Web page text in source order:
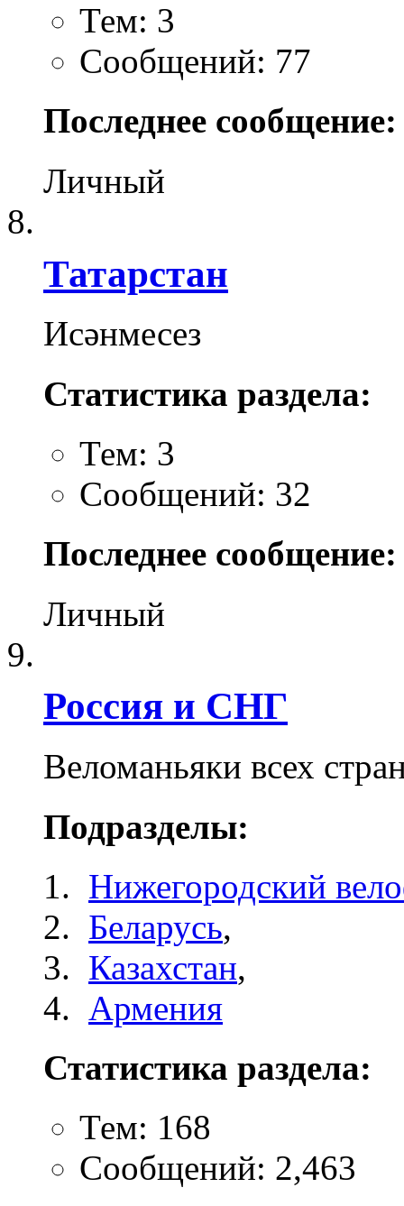
Тем: 3
Сообщений: 77
Последнее сообщение:
Личный
Татарстан
Исәнмесез
Статистика раздела:
Тем: 3
Сообщений: 32
Последнее сообщение:
Личный
Россия и СНГ
Веломаньяки всех
Подразделы:
Нижегородский
Беларусь,
Казахстан,
Армения
Статистика раздела:
Тем: 168
Сообщений: 2,463